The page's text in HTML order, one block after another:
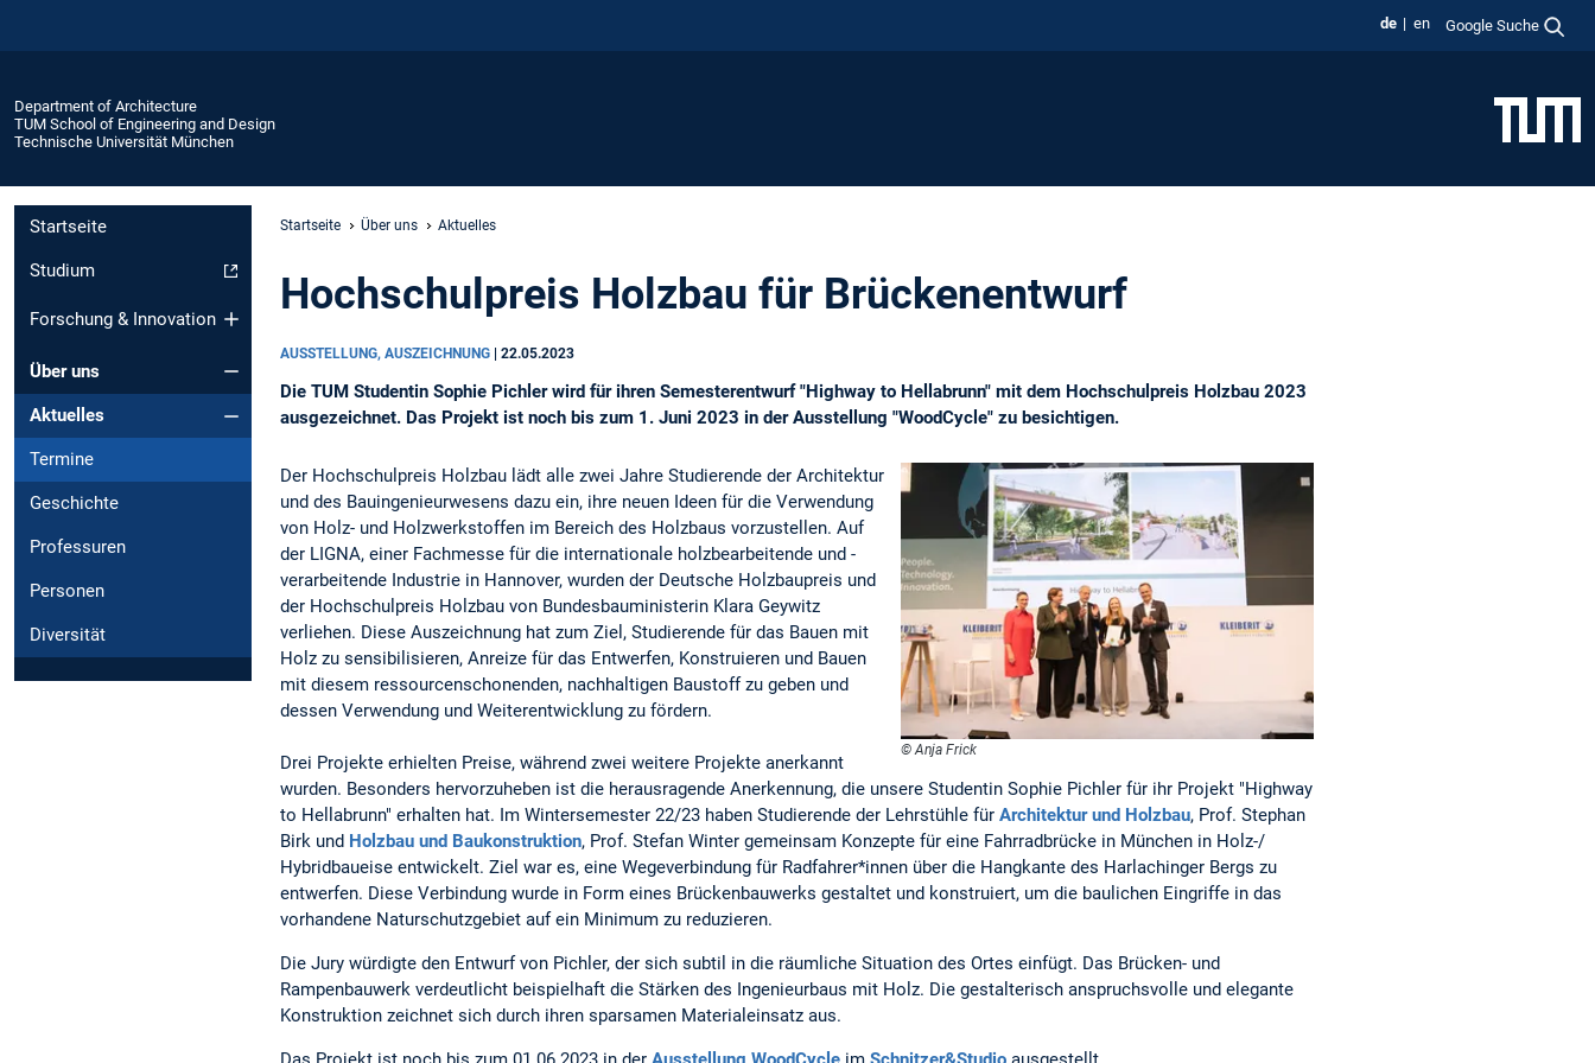
de en Google Suche
Department of Architecture
TUM School of Engineering and Design
Technische Universität München
Startseite
Studium
Forschung & Innovation
Über uns
Aktuelles
Termine
Geschichte
Professuren
Personen
Diversität
Startseite Über uns Aktuelles
Hochschulpreis Holzbau für Brückenentwurf
AUSSTELLUNG, AUSZEICHNUNG | 22.05.2023
Die TUM Studentin Sophie Pichler wird für ihren Semesterentwurf "Highway to Hellabrunn" mit dem Hochschulpreis Holzbau 2023
ausgezeichnet. Das Projekt ist noch bis zum 1. Juni 2023 in der Ausstellung "WoodCycle" zu besichtigen.
© Anja Frick
Der Hochschulpreis Holzbau lädt alle zwei Jahre Studierende der Architektur
und des Bauingenieurwesens dazu ein, ihre neuen Ideen für die Verwendung
von Holz- und Holzwerkstoffen im Bereich des Holzbaus vorzustellen. Auf
der LIGNA, einer Fachmesse für die internationale holzbearbeitende und -
verarbeitende Industrie in Hannover, wurden der Deutsche Holzbaupreis und
der Hochschulpreis Holzbau von Bundesbauministerin Klara Geywitz
verliehen. Diese Auszeichnung hat zum Ziel, Studierende für das Bauen mit
Holz zu sensibilisieren, Anreize für das Entwerfen, Konstruieren und Bauen
mit diesem ressourcenschonenden, nachhaltigen Baustoff zu geben und
dessen Verwendung und Weiterentwicklung zu fördern.
Drei Projekte erhielten Preise, während zwei weitere Projekte anerkannt
wurden. Besonders hervorzuheben ist die herausragende Anerkennung, die unsere Studentin Sophie Pichler für ihr Projekt "Highway
to Hellabrunn" erhalten hat. Im Wintersemester 22/23 haben Studierende der Lehrstühle für Architektur und Holzbau, Prof. Stephan
Birk und Holzbau und Baukonstruktion, Prof. Stefan Winter gemeinsam Konzepte für eine Fahrradbrücke in München in Holz-/
Hybridbaueise entwickelt. Ziel war es, eine Wegeverbindung für Radfahrer*innen über die Hangkante des Harlachinger Bergs zu
entwerfen. Diese Verbindung wurde in Form eines Brückenbauwerks gestaltet und konstruiert, um die baulichen Eingriffe in das
vorhandene Naturschutzgebiet auf ein Minimum zu reduzieren.
Die Jury würdigte den Entwurf von Pichler, der sich subtil in die räumliche Situation des Ortes einfügt. Das Brücken- und
Rampenbauwerk verdeutlicht beispielhaft die Stärken des Ingenieurbaus mit Holz. Die gestalterisch anspruchsvolle und elegante
Konstruktion zeichnet sich durch ihren sparsamen Materialeinsatz aus.